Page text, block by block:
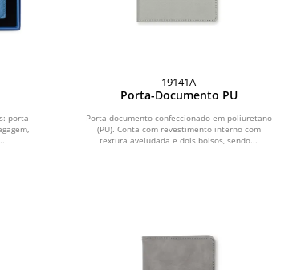
porta-
19141A
Porta-Documento PU
Porta-documento confeccionado em poliuretano
(PU). Conta com revestimento interno com
textura aveludada e dois bolsos, sendo...